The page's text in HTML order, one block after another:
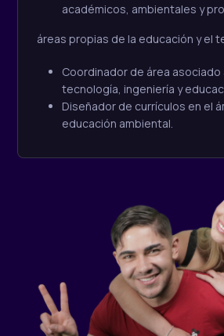
académicos, ambientales y
áreas propias de la educación y el
Coordinador de área asociado
tecnología, ingeniería y
Diseñador de currículos en el
educación ambiental.